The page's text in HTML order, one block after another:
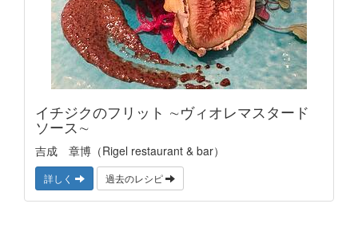
イチジクのフリット ∼ヴィオレマスタード
ソース∼
吉成 章博（Rigel restaurant & bar）
詳しく 過去のレシピ